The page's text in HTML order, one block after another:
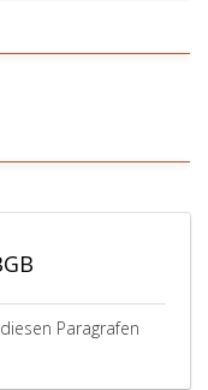
Paragrafen